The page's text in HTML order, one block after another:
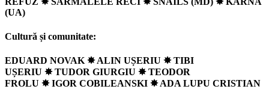
(UA)
Cultură și comunitate:
EDUARD NOVAK ✸ ALIN UȘERIU ✸ TIBI
UȘERIU ✸TUDOR GIURGIU ✸TEODOR
FROLU ✸IGOR COBILEANSKI ✸ ADA LUPU CRISTIAN